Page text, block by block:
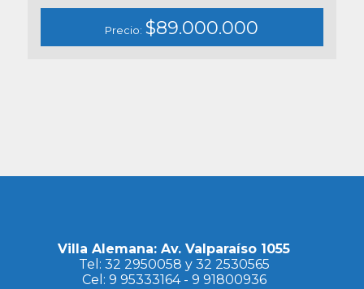
Precio: $89.000.000
Villa Alemana: Av. Valparaíso 1055
Tel: 32 2950058 y 32 2530565
Cel: 9 95333164- 9 91800936